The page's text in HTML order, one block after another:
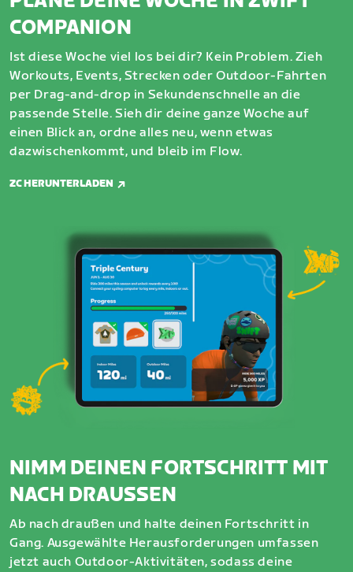
COMPANION
Ist diese Woche viel los bei dir? Kein Problem. Zieh
Workouts, Events, Strecken oder Outdoor-Fahrten
per Drag-and-drop in Sekundenschnelle an die
passende Stelle. Sieh dir deine ganze Woche auf
einen Blick an, ordne alles neu, wenn etwas
dazwischenkommt, und bleib im Flow.
ZC HERUNTERLADEN
NIMM DEINEN FORTSCHRITT MIT
NACH DRAUSSEN
Ab nach draußen und halte deinen Fortschritt in
Gang. Ausgewählte Herausforderungen umfassen
jetzt auch Outdoor-Aktivitäten, sodass deine